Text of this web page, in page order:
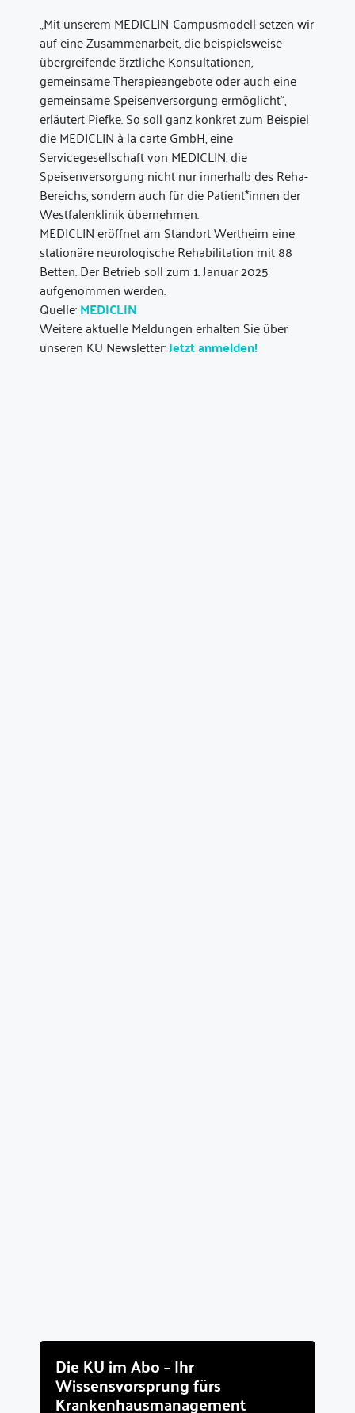
„Mit unserem MEDICLIN-Campusmodell setzen wir
auf eine Zusammenarbeit, die beispielsweise
übergreifende ärztliche Konsultationen,
gemeinsame Therapieangebote oder auch eine
gemeinsame Speisenversorgung ermöglicht“,
erläutert Piefke. So soll ganz konkret zum Beispiel
die MEDICLIN à la carte GmbH, eine
Servicegesellschaft von MEDICLIN, die
Speisenversorgung nicht nur innerhalb des Reha-
Bereichs, sondern auch für die Patient*innen der
Westfalenklinik übernehmen.
MEDICLIN eröffnet am Standort Wertheim eine
stationäre neurologische Rehabilitation mit 88
Betten. Der Betrieb soll zum 1. Januar 2025
aufgenommen werden.
Quelle:MEDICLIN
Weitere aktuelle Meldungen erhalten Sie über
unseren KU Newsletter:Jetzt anmelden!
Die KU im Abo – Ihr
Wissensvorsprung fürs
Krankenhausmanagement